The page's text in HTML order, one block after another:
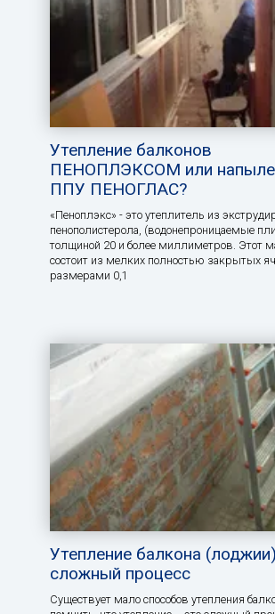
Утепление балконов
ПЕНОПЛЭКСОМ или
ППУ ПЕНОГЛАС?
«Пеноплэкс» - это утеплитель из
пенополистерола, (водонепроницаемые
толщиной 20 и более миллиметров. Этот
состоит из мелких полностью закрытых
размерами 0,1
Утепление балкона
сложный процесс
Существует мало способов утепления